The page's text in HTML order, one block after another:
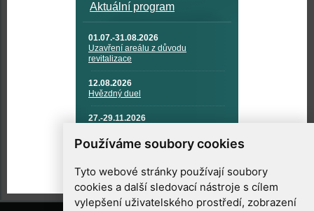
Používáme soubory cookies
Tyto webové stránky používají soubory
cookies a další sledovací nástroje s cílem
vylepšení uživatelského prostředí, zobrazení
Aktuální program
01.07.-31.08.2026
Uzavření areálu z důvodu
revitalizace
12.08.2026
Hvězdný duel
27.-29.11.2026
TECHNIKA A KOSMICKÉ
TECHNOLOGIE